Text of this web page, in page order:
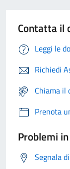
Contatta il
Leggi le
Richiedi
Chiama il
Prenota
Problemi
Segnala